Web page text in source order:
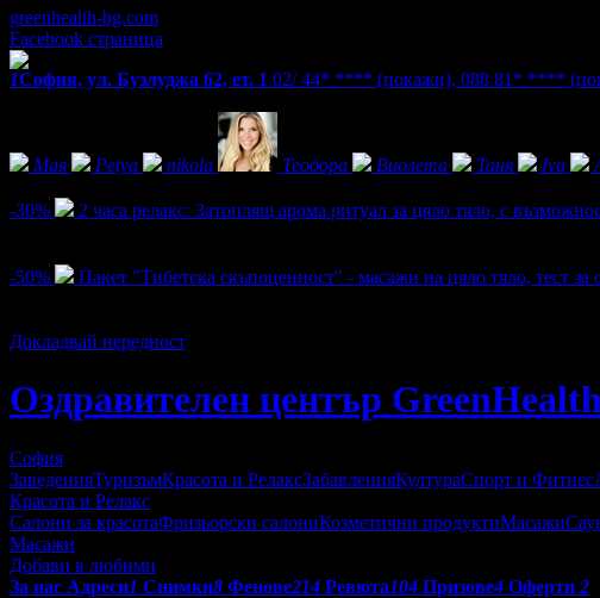
greenhealth-bg.com
Facebook страница
1София, ул. Бузлуджа 62, ет. 1 02/ 44* **** (покажи), 088 81* ****
Мая Petya nikola Теодора Виолета Таня Iva
-30%
2 часа релакс: Затоплящ арома ритуал за цяло тяло, с
-50%
Пакет "Тибетска скъпоценност" - масажи на цяло тяло, тест
Докладвай нередност
Оздравителен център
София
ЗаведенияТуризъмКрасота и РелаксЗабавленияКултураСпорт и Фитнес
Красота и Релакс
Салони за красотаФризьорски салониКозметични продуктиМасажи
Масажи
Добави в любими
За нас Адреси1 Снимки8 Фенове214 Ревюта104 Призове4 Оферти 2